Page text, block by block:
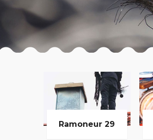
Ramoneur 29